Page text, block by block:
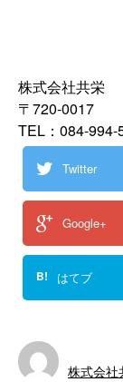
株式会社共栄
〒720-0017
TEL：084-
Twitter
Google+
B! はてブ
株式会社